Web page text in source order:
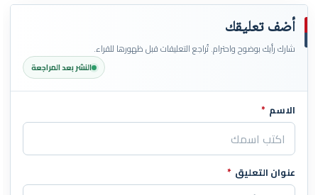
أضف تعليقك
شارك رأيك بوضوح واحترام. تُراجع التعليقات قبل ظهورها للقراء.
النشر بعد المراجعة
اترك هذا الحقل فارغاً
الاسم *
عنوان التعليق *